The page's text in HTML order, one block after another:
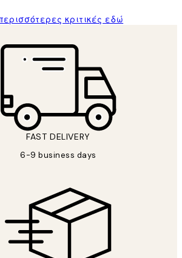
κριτικές εδώ
FAST DELIVERY
6-9 business days